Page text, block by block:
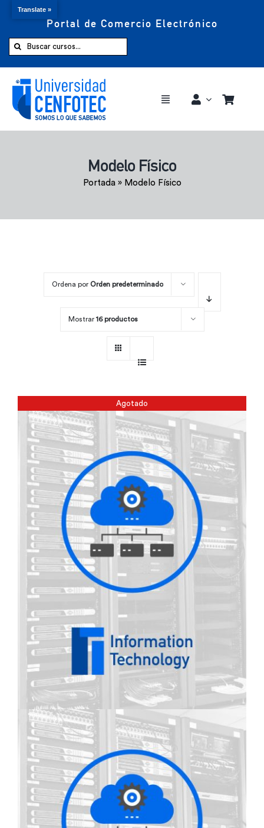
Portal de Comercio Electrónico
Buscar:
Toggle
Comprar ahora
Modelo Físico
Portada» Modelo Físico
Ordena por Orden predeterminado
Mostrar 16 productos
Agotado
Translate »